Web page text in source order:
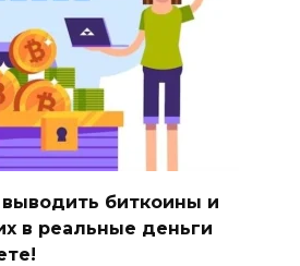
выводить биткоины и
в реальные деньги